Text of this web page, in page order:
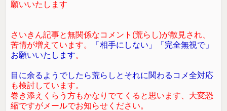
願いいたします
さいきん記事と無関係なコメント(荒らし)が散見され、
苦情が増えています。
「相手にしない」「完全無視で」
お願いいたします。
目に余るようでしたら荒らしとそれに関わるコメ全対応
も検討しています。
巻き添えくらう方もかなりでてくると思います、大変恐
縮ですがメールでお知らせください。